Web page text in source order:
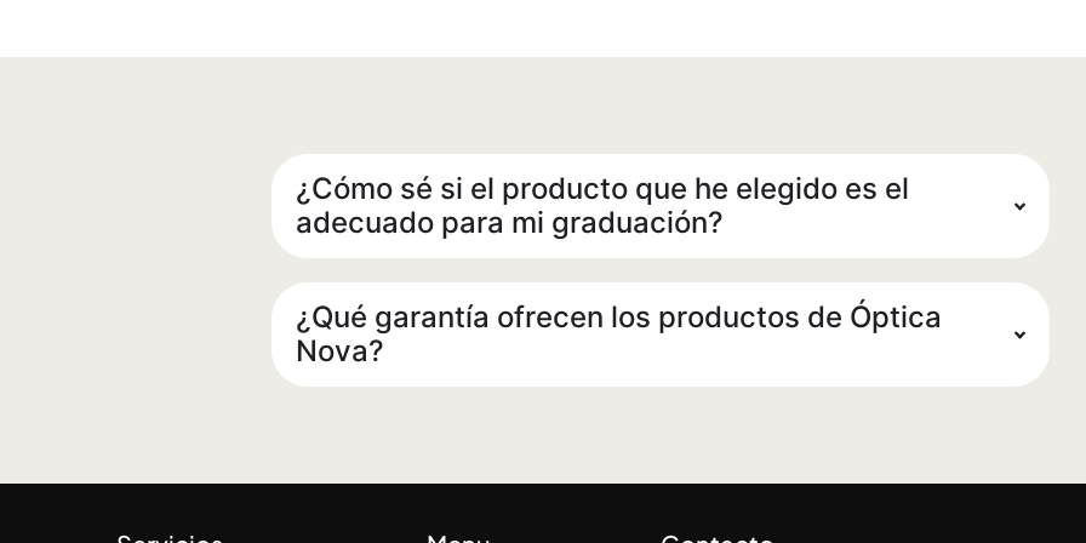
¿Cómo sé si el producto que he elegido es el
adecuado para mi graduación?
¿Qué garantía ofrecen los productos de Óptica
Nova?